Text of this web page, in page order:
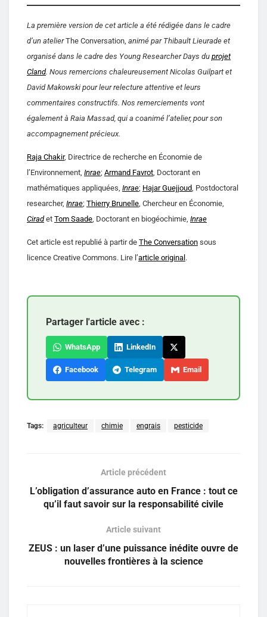
La première version de cet article a été rédigée dans le cadre
d’un atelierThe Conversation, animé par Thibault Lieurade et
organisé dans le cadre des Young Researcher Days du projet
Cland. Nous remercions chaleureusement Nicolas Guilpart et
David Makowski pour leur relecture attentive et leurs
commentaires constructifs. Nos remerciements vont
également à Raia Massad, qui a coanimé l’atelier, pour son
accompagnement précieux.
Raja Chakir, Directrice de recherche en Économie de
l’Environnement, Inrae; Armand Favrot , Doctorant en
mathématiques appliquées, Inrae; Hajar Guejjoud , Postdoctoral
researcher, Inrae; Thierry Brunelle , Chercheur en Économie,
Ciradet Tom Saade , Doctorant en biogéochimie, Inrae
Cet article est republié à partir de The Conversation sous
licence Creative Commons. Lire l’article original .
Partager l'article avec :
WhatsApp LinkedIn
Facebook Telegram Email
Tags: agriculteur chimie engrais pesticide
Article précédent
L’obligation d’assurance auto en France : tout ce
qu’il faut savoir sur la responsabilité civile
Article suivant
ZEUS : un laser d’une puissance inédite ouvre de
nouvelles frontières à la science